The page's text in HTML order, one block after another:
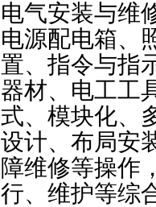
电气安装与维
电源配电箱、
置、指令与指
器材、电工工
式、模块化、
设计、布局安
障维修等操作
行、维护等综